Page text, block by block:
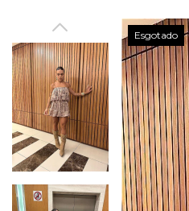
Esgotado